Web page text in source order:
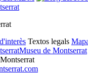
Textos legals
Museu de Montserrat